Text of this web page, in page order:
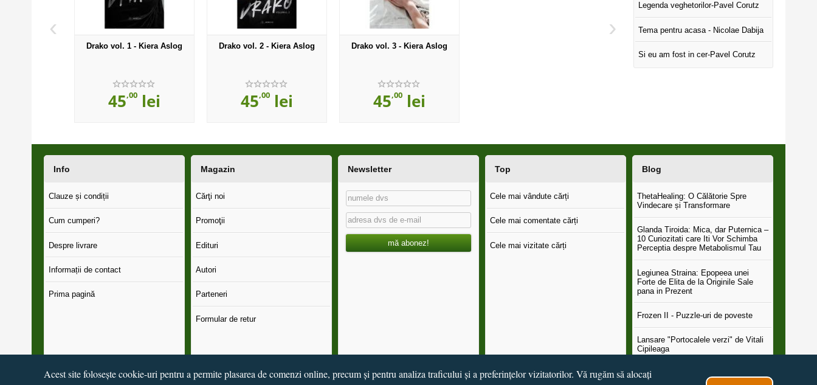
‹
Drako vol. 1 - Kiera Aslog
45,00 lei
Drako vol. 2 - Kiera Aslog
45,00 lei
Drako vol. 3 - Kiera Aslog
45,00 lei
›
Legenda veghetorilor-Pavel Corutz
Tema pentru acasa - Nicolae Dabija
Si eu am fost in cer-Pavel Corutz
Info
Clauze și condiții
Cum cumperi?
Despre livrare
Informații de contact
Prima pagină
Magazin
Cărţi noi
Promoţii
Edituri
Autori
Parteneri
Formular de retur
Newsletter
mă abonez!
Top
Cele mai vândute cărți
Cele mai comentate cărți
Cele mai vizitate cărți
Blog
ThetaHealing: O Călătorie Spre
Vindecare și Transformare
Glanda Tiroida: Mica, dar Puternica –
10 Curiozitati care Iti Vor Schimba
Perceptia despre Metabolismul Tau
Legiunea Straina: Epopeea unei
Forte de Elita de la Originile Sale
pana in Prezent
Frozen II - Puzzle-uri de poveste
Lansare "Portocalele verzi" de Vitali
Cipileaga
...toate știrile
Acest site folosește cookie-uri pentru a permite plasarea de comenzi online, precum și pentru analiza traficului și a preferințelor vizitatorilor. Vă rugăm să alocați